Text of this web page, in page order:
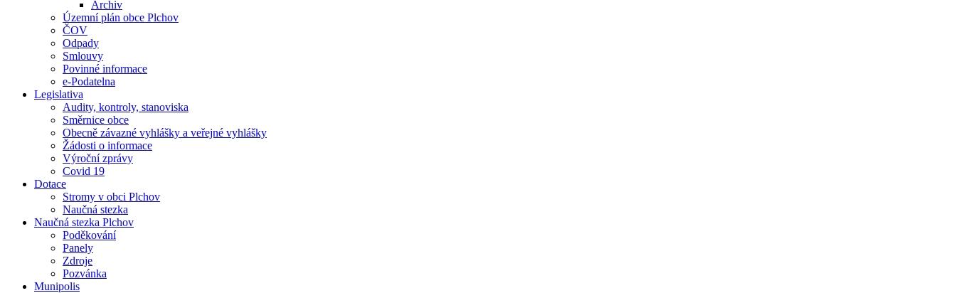
Archiv
Územní plán obce Plchov
ČOV
Odpady
Smlouvy
Povinné informace
e-Podatelna
Legislativa
Audity, kontroly, stanoviska
Směrnice obce
Obecně závazné vyhlášky a veřejné vyhlášky
Žádosti o informace
Výroční zprávy
Covid 19
Dotace
Stromy v obci Plchov
Naučná stezka
Naučná stezka Plchov
Poděkování
Panely
Zdroje
Pozvánka
Munipolis